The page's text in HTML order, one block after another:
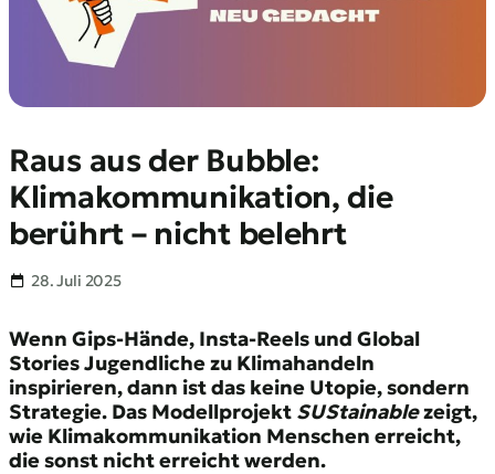
Raus aus der Bubble:
Klimakommunikation, die
berührt – nicht belehrt
28. Juli 2025
Wenn Gips-Hände, Insta-Reels und Global
Stories Jugendliche zu Klimahandeln
inspirieren, dann ist das keine Utopie, sondern
Strategie. Das Modellprojekt SUStainablezeigt,
wie Klimakommunikation Menschen erreicht,
die sonst nicht erreicht werden.